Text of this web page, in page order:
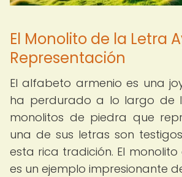
El Monolito de la Letra
Representación
El alfabeto armenio es una
ha perdurado a lo largo de
monolitos de piedra que
una de sus letras son
esta rica tradición. El
es un ejemplo impresionante